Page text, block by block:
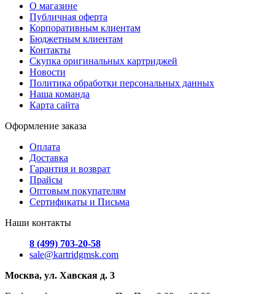
О магазине
Публичная оферта
Корпоративным клиентам
Бюджетным клиентам
Контакты
Скупка оригинальных картриджей
Новости
Политика обработки персональных данных
Наша команда
Карта сайта
Оформление заказа
Оплата
Доставка
Гарантия и возврат
Прайсы
Оптовым покупателям
Сертификаты и Письма
Наши контакты
8 (499) 703-20-58
sale@kartridgmsk.com
Москва, ул. Хавская д. 3